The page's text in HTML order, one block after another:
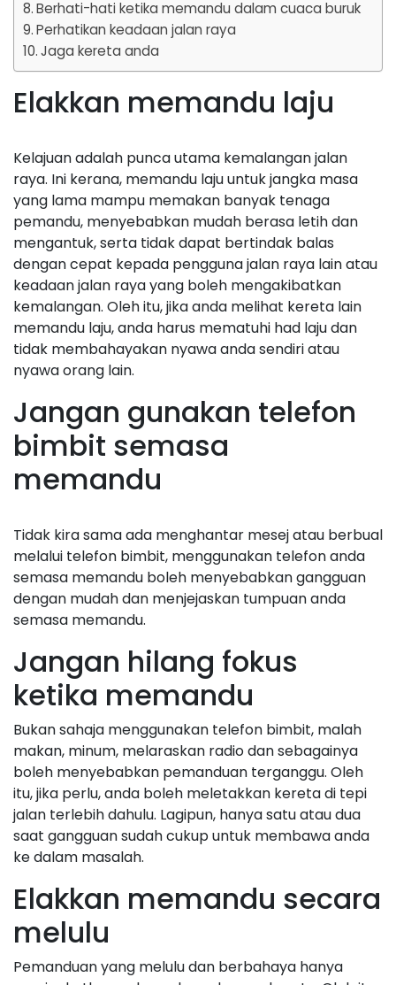
Berhati-hati ketika memandu dalam cuaca buruk
Perhatikan keadaan jalan raya
Jaga kereta anda
Elakkan memandu laju
Kelajuan adalah punca utama kemalangan jalan
raya. Ini kerana, memandu laju untuk jangka masa
yang lama mampu memakan banyak tenaga
pemandu, menyebabkan mudah berasa letih dan
mengantuk, serta tidak dapat bertindak balas
dengan cepat kepada pengguna jalan raya lain atau
keadaan jalan raya yang boleh mengakibatkan
kemalangan. Oleh itu, jika anda melihat kereta lain
memandu laju, anda harus mematuhi had laju dan
tidak membahayakan nyawa anda sendiri atau
nyawa orang lain.
Jangan gunakan telefon
bimbit semasa
memandu
Tidak kira sama ada menghantar mesej atau berbual
melalui telefon bimbit, menggunakan telefon anda
semasa memandu boleh menyebabkan gangguan
dengan mudah dan menjejaskan tumpuan anda
semasa memandu.
Jangan hilang fokus
ketika memandu
Bukan sahaja menggunakan telefon bimbit, malah
makan, minum, melaraskan radio dan sebagainya
boleh menyebabkan pemanduan terganggu. Oleh
itu, jika perlu, anda boleh meletakkan kereta di tepi
jalan terlebih dahulu. Lagipun, hanya satu atau dua
saat gangguan sudah cukup untuk membawa anda
ke dalam masalah.
Elakkan memandu secara
melulu
Pemanduan yang melulu dan berbahaya hanya